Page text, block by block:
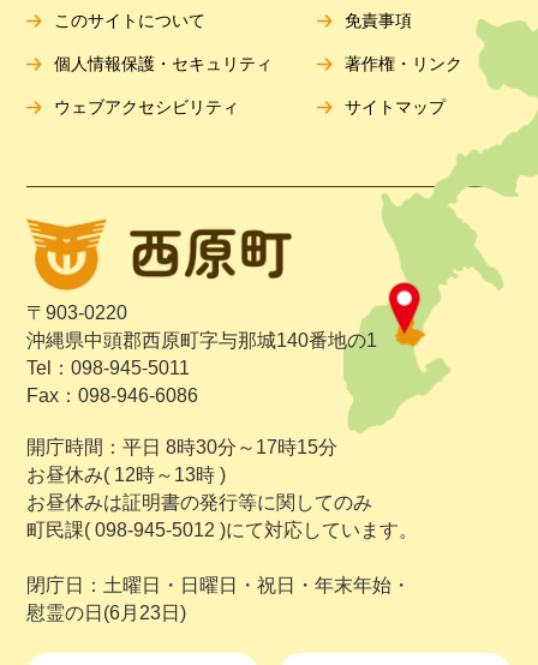
〒903-0220
沖縄県中頭郡西原町字与那城140番地の1
Tel：098-945-5011
Fax：098-946-6086
開庁時間：平日 8時30分～17時15分
お昼休み( 12時～13時 )
お昼休みは証明書の発行等に関してのみ
町民課( 098-945-5012 )にて対応しています。
閉庁日：土曜日・日曜日・祝日・年末年始・
慰霊の日(6月23日)
このサイトについて 免責事項
個人情報保護・セキュリティ 著作権・リンク
ウェブアクセシビリティ サイトマップ